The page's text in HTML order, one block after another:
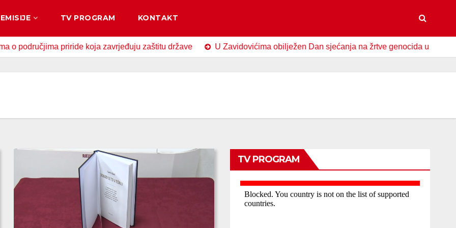
EMISIJE TV PROGRAM KONTAKT
priride koja zavrjeđuju zaštitu države U Zavidovićima obilježen Dan sjećanja na žrtve genocida u Srebrenici
TV PROGRAM